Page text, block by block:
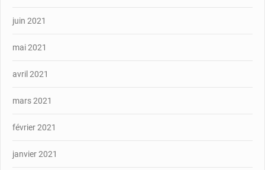
juin 2021
mai 2021
avril 2021
mars 2021
février 2021
janvier 2021